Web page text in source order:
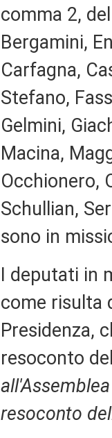
comma 2,
Bergamini,
Carfagna,
Stefano,
Gelmini,
Macina,
Occhionero,
Schullian,
sono in
I deputati in
come risulta
Presidenza,
resoconto
resoconto